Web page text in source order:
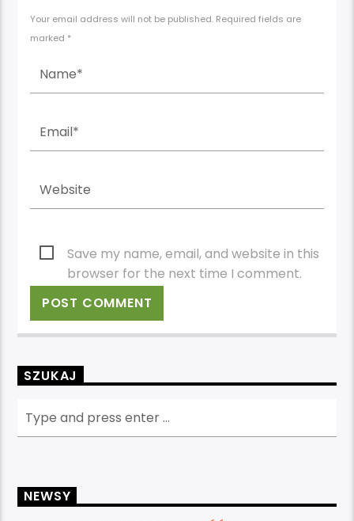
Your email address will not be published. Required fields are
marked *
Save my name, email, and website in this
browser for the next time I comment.
SZUKAJ
NEWSY